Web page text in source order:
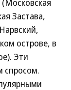
Застава,
острове, в
Эти
спросом.